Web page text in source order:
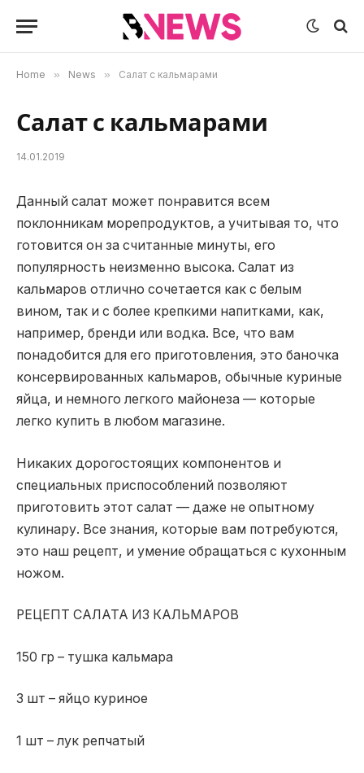
Home » News » Салат с кальмарами
Салат с кальмарами
14.01.2019
Данный салат может понравится всем
поклонникам морепродуктов, а учитывая то, что
готовится он за считанные минуты, его
популярность неизменно высока. Салат из
кальмаров отлично сочетается как с белым
вином, так и с более крепкими напитками, как,
например, бренди или водка. Все, что вам
понадобится для его приготовления, это баночка
консервированных кальмаров, обычные куриные
яйца, и немного легкого майонеза — которые
легко купить в любом магазине.
Никаких дорогостоящих компонентов и
специальных приспособлений позволяют
приготовить этот салат — даже не опытному
кулинару. Все знания, которые вам потребуются,
это наш рецепт, и умение обращаться с кухонным
ножом.
РЕЦЕПТ САЛАТА ИЗ КАЛЬМАРОВ
150 гр – тушка кальмара
3 шт – яйцо куриное
1 шт – лук репчатый